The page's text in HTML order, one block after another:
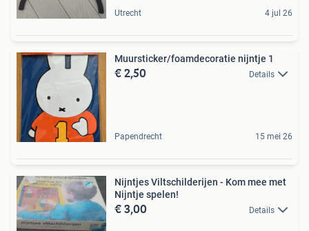
Utrecht 4 jul 26
Muursticker/foamdecoratie nijntje 1
€ 2,50 Details
Papendrecht 15 mei 26
Nijntjes Viltschilderijen - Kom mee met
Nijntje spelen!
€ 3,00 Details